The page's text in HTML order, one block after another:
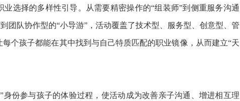
择的多样性引导。从需要精密操作的“组装师”到侧重服务沟通
团队协作型的“小导游”，活动覆盖了技术型、服务型、创意型、管
个孩子都能在其中找到与自己特质匹配的职业镜像，从而建立“天
份参与孩子的体验过程，使活动成为改善亲子沟通、增进相互理